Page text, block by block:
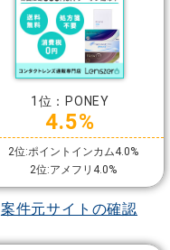
1位：PONEY
4.5%
2位:ポイントインカム4.0%
2位:アメフリ4.0%
案件元サイトの確認